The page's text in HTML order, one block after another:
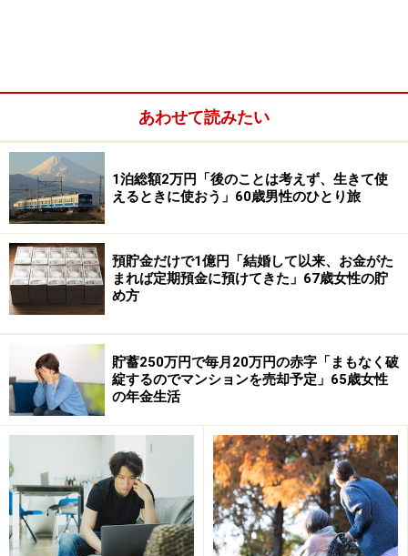
■家族構成
本人のみ
■金融資産
年収：300万円
金融資産：現預金700万円、リスク資産300万円
■リスク資産の内訳
・投資信託：100万円、日本株：150万円、純金積立：50
万円
■積立投資実績（※商品名の詳細が不明なものも原文ママ
記載）
・eMAXIS Slim 全世界株式（オール・カントリー）／確
定拠出年金：2022年から継続中
あわせて読みたい
1泊総額2万円「後のことは考えず、生きて使
えるときに使おう」60歳男性のひとり旅
預貯金だけで1億円「結婚して以来、お金がた
まれば定期預金に預けてきた」67歳女性の貯
め方
貯蓄250万円で毎月20万円の赤字「まもなく破
綻するのでマンションを売却予定」65歳女性
の年金生活